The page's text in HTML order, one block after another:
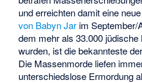
und erreichten damit eine
von Babyn Jar im September/
dem mehr als 33.000 jüdische
wurden, ist die bekannteste
Die Massenmorde liefen
unterschiedslose Ermordung